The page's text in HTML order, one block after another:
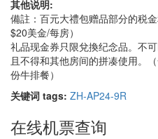
其他说明:
備註：百元大禮包赠品部分的税
$20美金/每房）
礼品现金券只限兌換纪念品。不
且不得和其他房间的拼凑使用。
份牛排餐）
关键词 tags: ZH-AP24-9R
在线机票查询